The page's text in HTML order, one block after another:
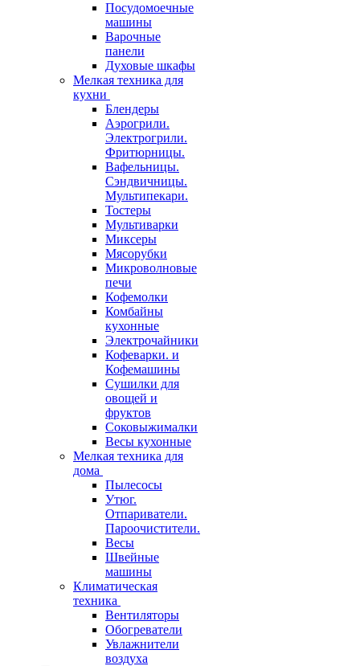
Посудомоечные
машины
Варочные
панели
Духовые шкафы
Мелкая техника для
кухни
Блендеры
Аэрогрили.
Электрогрили.
Фритюрницы.
Вафельницы.
Сэндвичницы.
Мультипекари.
Тостеры
Мультиварки
Миксеры
Мясорубки
Микроволновые
печи
Кофемолки
Комбайны
кухонные
Электрочайники
Кофеварки. и
Кофемашины
Сушилки для
овощей и
фруктов
Соковыжималки
Весы кухонные
Мелкая техника для
дома
Пылесосы
Утюг.
Отпариватели.
Пароочистители.
Весы
Швейные
машины
Климатическая
техника
Вентиляторы
Обогреватели
Увлажнители
воздуха